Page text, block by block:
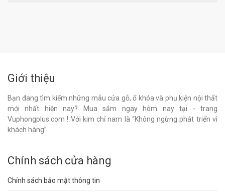
Giới thiệu
Bạn đang tìm kiếm những mẫu cửa gỗ, ổ khóa và phụ kiện nội thất
mới nhất hiện nay? Mua sắm ngay hôm nay tại - trang
Vuphongplus.com ! Với kim chỉ nam là “Không ngừng phát triển vì
khách hàng”
Chính sách cửa hàng
Chính sách bảo mật thông tin